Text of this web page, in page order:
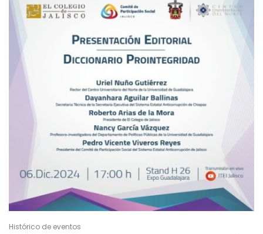
Histórico de eventos